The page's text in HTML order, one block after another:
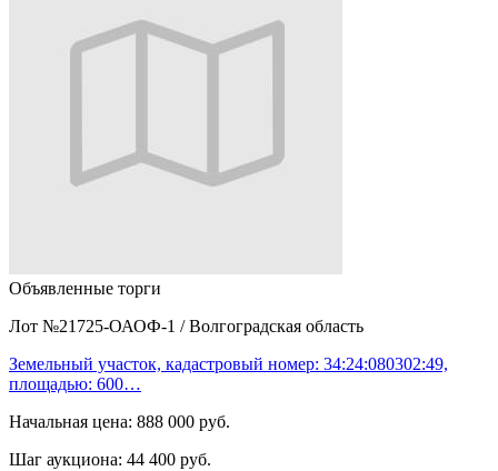
Объявленные торги
Лот №21725-ОАОФ-1 / Волгоградская область
Земельный участок, кадастровый номер: 34:24:080302:49,
площадью: 600…
Начальная цена: 888 000 руб.
Шаг аукциона: 44 400 руб.